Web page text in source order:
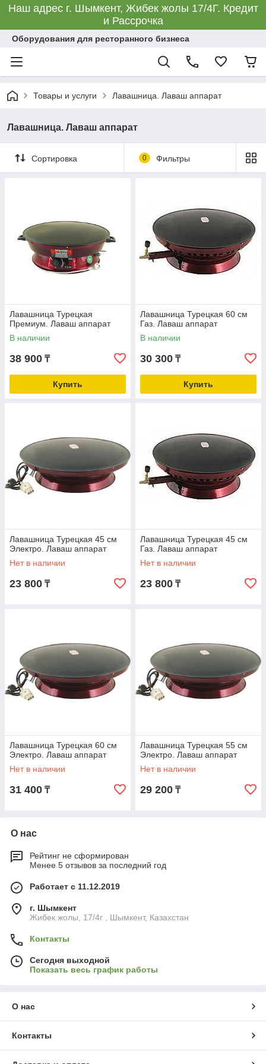
Наш адрес г. Шымкент, Жибек жолы 17/4Г. Кредит
и Рассрочка
Оборудования для ресторанного бизнеса
Товары и услуги Лавашница. Лаваш аппарат
Лавашница. Лаваш аппарат
Сортировка 0 Фильтры
Лавашница Турецкая
Премиум. Лаваш аппарат
В наличии
38 900 ₸
Купить
Лавашница Турецкая 60 см
Газ. Лаваш аппарат
В наличии
30 300 ₸
Купить
Лавашница Турецкая 45 см
Электро. Лаваш аппарат
Нет в наличии
23 800 ₸
Лавашница Турецкая 45 см
Газ. Лаваш аппарат
Нет в наличии
23 800 ₸
Лавашница Турецкая 60 см
Электро. Лаваш аппарат
Нет в наличии
31 400 ₸
Лавашница Турецкая 55 см
Электро. Лаваш аппарат
Нет в наличии
29 200 ₸
О нас
Рейтинг не сформирован
Менее 5 отзывов за последний год
Работает с 11.12.2019
г. Шымкент
Жибек жолы, 17/4г , Шымкент, Казахстан
Контакты
Сегодня выходной
Показать весь график работы
О нас
Контакты